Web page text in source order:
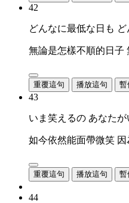
42
どんなに最低な日も
無論是怎樣不順的日子
重覆這句 播放這句 暫
43
いま笑えるの あなたが
如今依然能面帶微笑
重覆這句 播放這句 暫
44